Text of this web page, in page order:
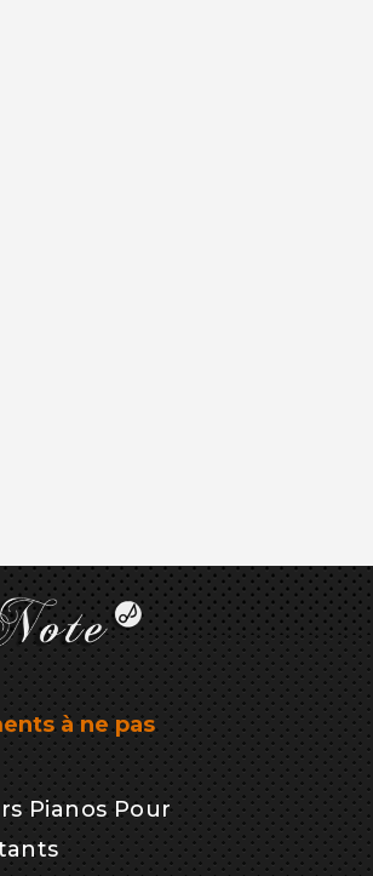
à ne pas
Pianos Pour